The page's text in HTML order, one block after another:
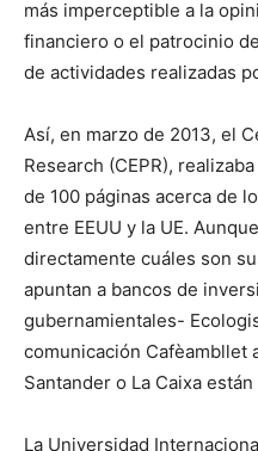
más imperceptible a la
financiero o el patrocinio
de actividades realizadas
Así, en marzo de 2013, el
Research (CEPR),
de 100 páginas acerca de
entre EEUU y la UE.
directamente cuáles son
apuntan a bancos de
gubernamientales-
comunicación Cafèambllet
Santander o La Caixa
La Universidad